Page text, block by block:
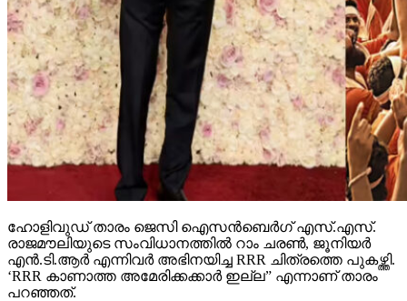
ഹോളിവുഡ് താരം ജെസി ഐസന്‍ബെര്‍ഗ് എസ്.എസ്.
രാജമൗലിയുടെ സംവിധാനത്തില്‍ റാം ചരണ്‍, ജൂനിയര്‍
എന്‍.ടി.ആര്‍ എന്നിവര്‍ അഭിനയിച്ച RRR ചിത്രത്തെ പുകഴ്ത്തി.
‘RRR കാണാത്ത അമേരിക്കക്കാര്‍ ഇല്ല” എന്നാണ് താരം
പറഞ്ഞത്.